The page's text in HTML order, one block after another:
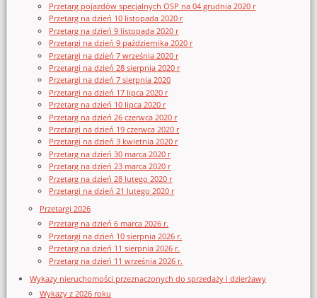
Przetarg pojazdów specjalnych OSP na 04 grudnia 2020 r
Przetarg na dzień 10 listopada 2020 r
Przetarg na dzień 9 listopada 2020 r
Przetargi na dzień 9 października 2020 r
Przetargi na dzień 7 września 2020 r
Przetargi na dzień 28 sierpnia 2020 r
Przetargi na dzień 7 sierpnia 2020
Przetargi na dzień 17 lipca 2020 r
Przetarg na dzień 10 lipca 2020 r
Przetarg na dzień 26 czerwca 2020 r
Przetargi na dzień 19 czerwca 2020 r
Przetargi na dzień 3 kwietnia 2020 r
Przetarg na dzień 30 marca 2020 r
Przetarg na dzień 23 marca 2020 r
Przetarg na dzień 28 lutego 2020 r
Przetargi na dzień 21 lutego 2020 r
Przetargi 2026
Przetarg na dzień 6 marca 2026 r.
Przetargi na dzień 10 sierpnia 2026 r.
Przetarg na dzień 11 sierpnia 2026 r.
Przetarg na dzień 11 września 2026 r.
Wykazy nieruchomości przeznaczonych do sprzedaży i dzierżawy
Wykazy z 2026 roku